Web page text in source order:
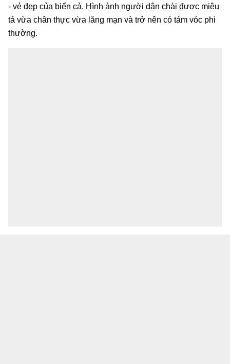
- vẻ đẹp của biển cả. Hình ảnh người dân chài được miêu
tả vừa chân thực vừa lăng mạn và trở nên có tám vóc phi
thường.